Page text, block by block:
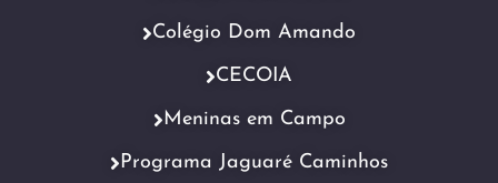
Colégio Dom Amando
CECOIA
Meninas em Campo
Programa Jaguaré Caminhos